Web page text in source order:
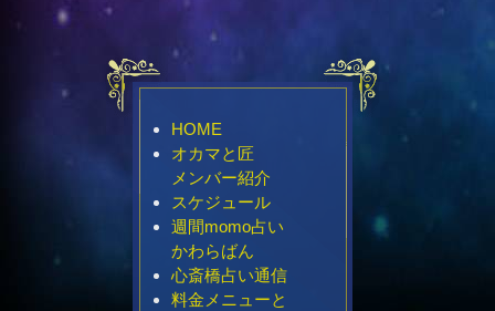
HOME
オカマと匠
メンバー紹介
スケジュール
週間momo占い
かわらばん
心斎橋占い通信
料金メニューと